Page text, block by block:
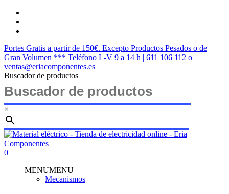
Saltar
contenido
Portes Gratis a partir de 150€. Excepto Productos Pesados o de
Gran Volumen *** Teléfono L-V 9 a 14 h | 611 106 112 o
ventas@eriacomponentes.es
Buscador de productos
×
Cerrar
búsqueda
buscar
account
0
MENUMENU
Mecanismos